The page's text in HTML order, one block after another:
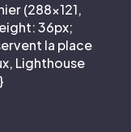
(288×121,
36px;
la place
Lighthouse